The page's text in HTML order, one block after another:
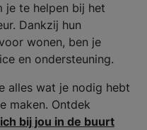
je te helpen bij het
Dankzij hun
wonen, ben je
en ondersteuning.
alles wat je nodig hebt
maken. Ontdek
bij jou in de buurt